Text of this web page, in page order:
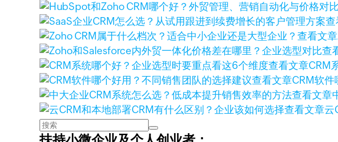
查
查看文章
查
查看文章CRM
查看文章CRM软件
查看文章
查看文章云